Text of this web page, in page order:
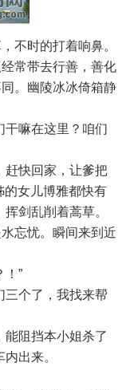
不时的打着响鼻。
常带去行善，善化
。幽陵冰冰倚箱静
嘛在这里？咱们
赶快回家，让爹把
的女儿博雅都快有
剑乱削着蒿草。
忘忧。瞬间来到近
！”
三个了，我找来帮
阻挡本小姐杀了
出来。